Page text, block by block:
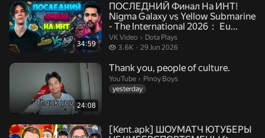
34:59
ПОСЛЕДНИЙ Финал На ИНТ!
Nigma Galaxy vs Yellow Submarine
- The International 2026： Eu...
VK Video › Dota Plays.
Dota Plays
3.6K
3.6 thousand views
29 Jun 2026
24:08
Thank you, people of culture.
YouTube › Pinoy Boys.
Pinoy Boys
yesterday
[Kent.apk] ШОУМАТЧ ЮТУБЕРЫ